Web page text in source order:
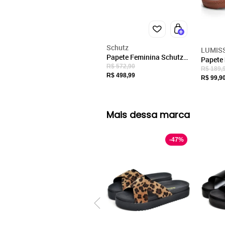
Schutz
Papete Feminina Schutz
Preta Tiras Trançadas
R$ 572,90
R$ 498,99
Chinelo
R$
R$
Mais dessa marca
-47%